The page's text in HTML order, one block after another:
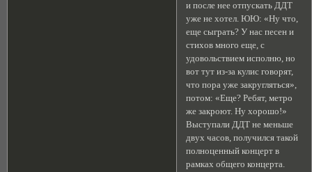
и после нее отпускать ДДТ
уже не хотел. ЮЮ: «Ну что,
еще сыграть? У нас песен и
стихов много еще, с
удовольствием исполню, но
вот тут из-за кулис говорят,
что пора уже закругляться»,
потом: «Еще? Ребят, метро
же закроют. Ну хорошо!»
Выступали ДДТ не меньше
двух часов, получился такой
полноценный концерт в
рамках общего концерта.